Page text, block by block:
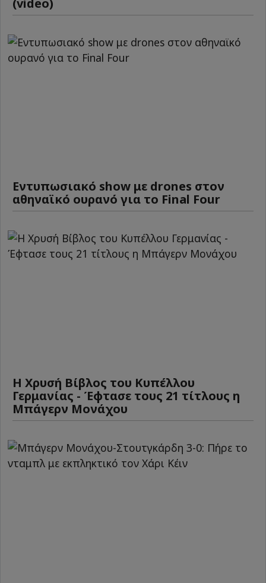
(video)
Εντυπωσιακό show με drones στον
αθηναϊκό ουρανό για το Final Four
Η Χρυσή Βίβλος του Κυπέλλου
Γερμανίας - Έφτασε τους 21 τίτλους η
Μπάγερν Μονάχου